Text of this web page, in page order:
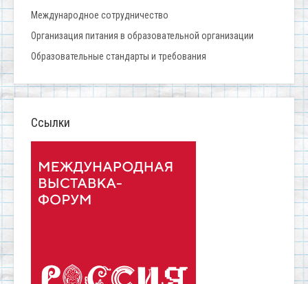
Международное сотрудничество
Организация питания в образовательной организации
Образовательные стандарты и требования
Ссылки